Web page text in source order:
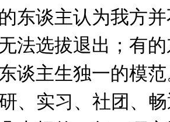
东谈主认为我方
法选拔退出；有
谈主生独一的模
、实习、社团、